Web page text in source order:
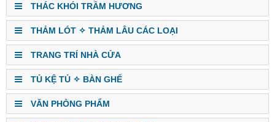
THÁC KHÓI TRẦM HƯƠNG
THẢM LÓT ✧ THẢM LÂU CÁC LOẠI
TRANG TRÍ NHÀ CỬA
TỦ KỆ TỦ ✧ BÀN GHẾ
VĂN PHÒNG PHẨM